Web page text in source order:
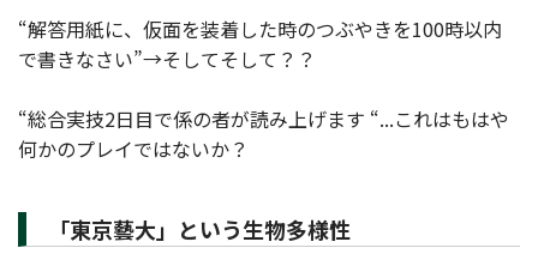
“解答用紙に、仮面を装着した時のつぶやきを100時以内
で書きなさい”→そしてそして？？
“総合実技2日目で係の者が読み上げます “...これはもはや
何かのプレイではないか？
「東京藝大」という生物多様性